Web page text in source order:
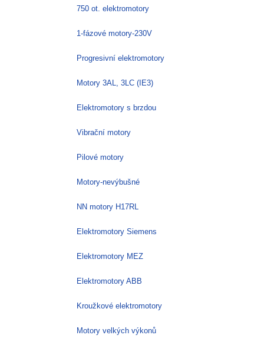
750 ot. elektromotory
1-fázové motory-230V
Progresivní elektromotory
Motory 3AL, 3LC (IE3)
Elektromotory s brzdou
Vibrační motory
Pilové motory
Motory-nevýbušné
NN motory H17RL
Elektromotory Siemens
Elektromotory MEZ
Elektromotory ABB
Kroužkové elektromotory
Motory velkých výkonů